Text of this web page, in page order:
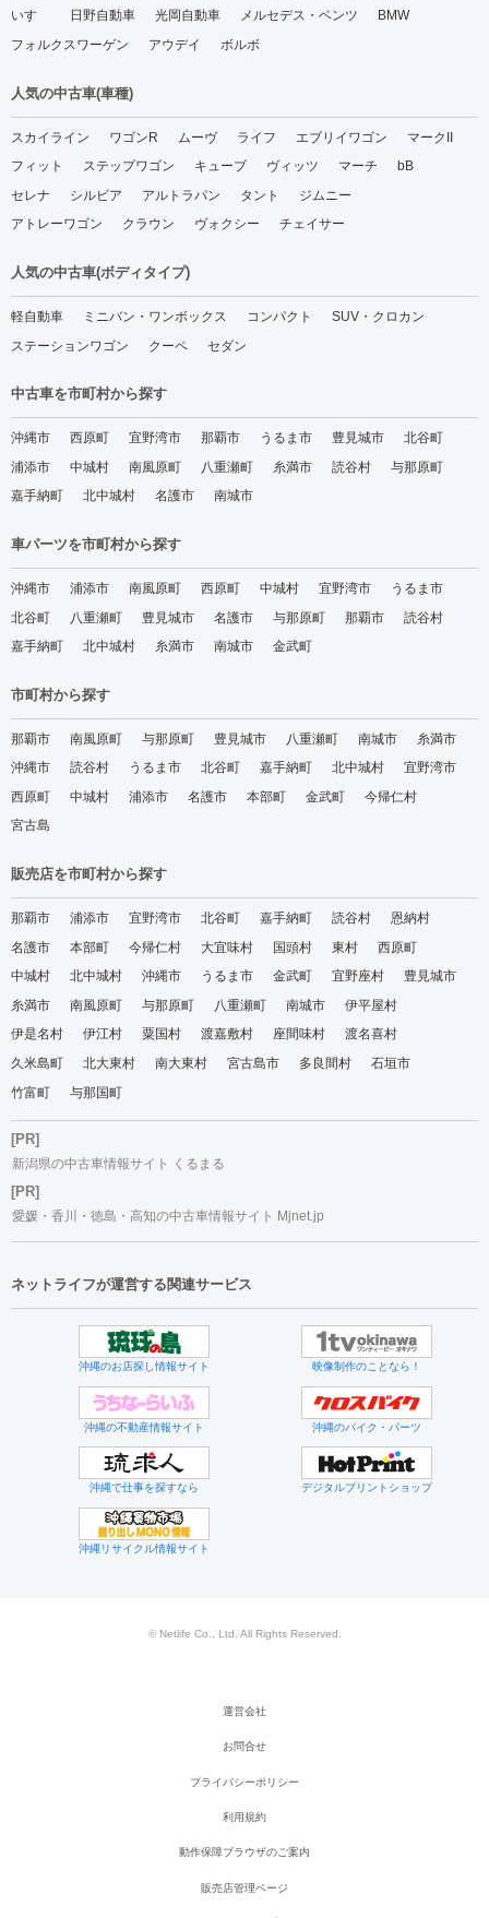
いすゞ
日野自動車 光岡自動車 メルセデス・ベンツ
BMW
フォルクスワーゲン
アウデイ ボルボ
人気の中古車(車種)
スカイライン ワゴンR ムーヴ ライフ エブリイワゴン
マークII
フィット
ステップワゴン キューブ ヴィッツ マーチ
bB
セレナ
シルビア アルトラパン タント
ジムニー
アトレーワゴン
クラウン ヴォクシー チェイサー
人気の中古車(ボディタイプ)
軽自動車 ミニバン・ワンボックス コンパクト
SUV・クロカン
ステーションワゴン
クーペ セダン
中古車を市町村から探す
沖縄市 西原町 宜野湾市 那覇市 うるま市 豊見城市
北谷町
浦添市
中城村 南風原町 八重瀬町 糸満市 読谷村
与那原町
嘉手納町
北中城村 名護市 南城市
車パーツを市町村から探す
沖縄市 浦添市 南風原町 西原町 中城村 宜野湾市
うるま市
北谷町
八重瀬町 豊見城市 名護市 与那原町 那覇市
読谷村
嘉手納町
北中城村 糸満市 南城市 金武町
市町村から探す
那覇市 南風原町 与那原町 豊見城市 八重瀬町 南城市
糸満市
沖縄市
読谷村 うるま市 北谷町 嘉手納町 北中城村
宜野湾市
西原町
中城村 浦添市 名護市 本部町 金武町
今帰仁村
宮古島
販売店を市町村から探す
那覇市 浦添市 宜野湾市 北谷町 嘉手納町 読谷村
恩納村
名護市
本部町 今帰仁村 大宜味村 国頭村 東村
西原町
中城村
北中城村 沖縄市 うるま市 金武町 宜野座村
豊見城市
糸満市
南風原町 与那原町 八重瀬町 南城市
伊平屋村
伊是名村
伊江村 粟国村 渡嘉敷村 座間味村
渡名喜村
久米島町
北大東村 南大東村 宮古島市 多良間村
石垣市
竹富町
与那国町
[PR]
新潟県の中古車情報サイト くるまる
[PR]
愛媛・香川・徳島・高知の中古車情報サイト Mjnet.jp
ネットライフが運営する関連サービス
沖縄のお店探し情報サイト 映像制作のことなら！
沖縄の不動産情報サイト 沖縄のバイク・パーツ
沖縄で仕事を探すなら デジタルプリントショップ
沖縄リサイクル情報サイト
© Netlife Co., Ltd. All Rights Reserved.
運営会社
お問合せ
プライバシーポリシー
利用規約
動作保障ブラウザのご案内
販売店管理ページ